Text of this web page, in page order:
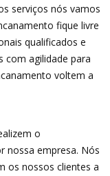
serviços nós vamos
fique livre
qualificados e
com agilidade para
voltem a
o
nossa empresa. Nós
os nossos clientes a